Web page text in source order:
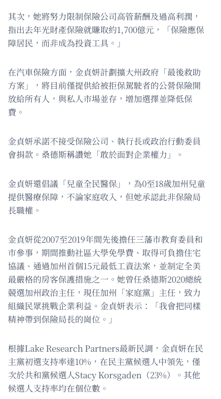
其次，她將努力限制保險公司高管薪酬及過高利潤，
指出去年光財產保險就賺取約1,700億元，「保險應保
障居民，而非成為投資工具。」
在汽車保險方面，金貞妍計劃擴大州政府「最後救助
方案」，將目前僅提供給被拒保駕駛者的公營保險開
放給所有人，與私人市場並存，增加選擇並降低保
費。
金貞妍承諾不接受保險公司、執行長或政治行動委員
會捐款。桑德斯稱讚她「敢於面對企業權力」。
金貞妍還倡議「兒童全民醫保」，為0至18歲加州兒童
提供醫療保障，不論家庭收入，但她承認此非保險局
長職權。
金貞妍從2007至2019年間先後擔任三藩市教育委員和
市參事，期間推動社區大學免學費、取得可負擔住宅
協議、通過加州首個15元最低工資法案，並制定全美
最嚴格的房客保護措施之一。她曾任桑德斯2020總統
競選加州政治主任，現任加州「家庭黨」主任，致力
組織民眾挑戰企業利益。金貞妍表示：「我會把同樣
精神帶到保險局長的崗位。」
根據Lake Research Partners最新民調，金貞妍在民
主黨初選支持率達10%，在民主黨候選人中領先，僅
次於共和黨候選人Stacy Korsgaden（23%）。其他
候選人支持率均在個位數。